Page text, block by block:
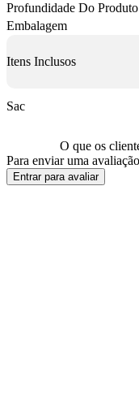
Profundidade Do
Embalagem
Itens Inclusos
Sac
O que os
Para enviar uma
Entrar para avaliar